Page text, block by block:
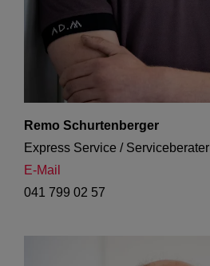
Remo Schurtenberger
Express Service / Serviceberater
E-Mail
041 799 02 57